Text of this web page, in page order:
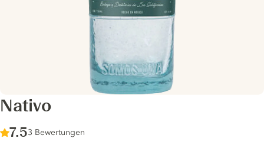
Nativo
Score :
7.5/ 10
3 Bewertungen